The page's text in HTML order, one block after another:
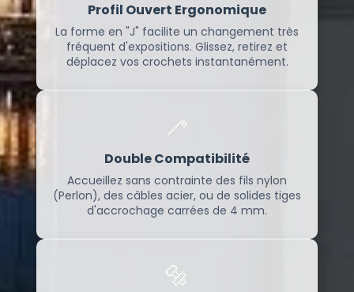
Profil Ouvert Ergonomique
La forme en "J" facilite un changement très
fréquent d'expositions. Glissez, retirez et
déplacez vos crochets instantanément.
🦯
Double Compatibilité
Accueillez sans contrainte des fils nylon
(Perlon), des câbles acier, ou de solides tiges
d'accrochage carrées de 4 mm.
🔩